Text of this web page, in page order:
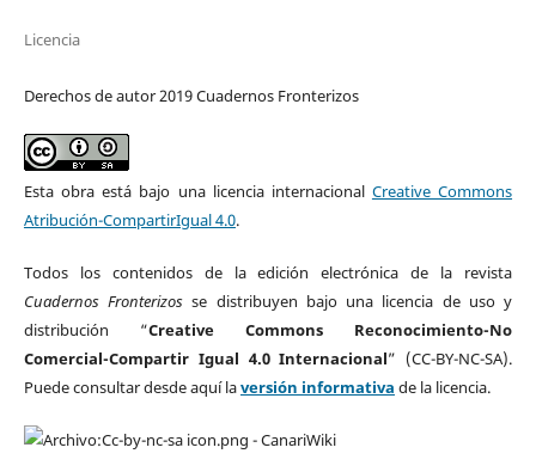
Licencia
Derechos de autor 2019 Cuadernos Fronterizos
Esta obra está bajo una licencia internacional Creative Commons
Atribución-CompartirIgual 4.0.
Todos los contenidos de la edición electrónica de la revista
Cuadernos Fronterizos se distribuyen bajo una licencia de uso y
distribución “Creative Commons Reconocimiento-No
Comercial-Compartir Igual 4.0 Internacional” (CC-BY-NC-SA).
Puede consultar desde aquí laversión informativa de la licencia.